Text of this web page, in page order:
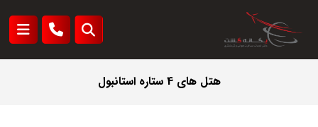
هتل های 4 ستاره استانبول